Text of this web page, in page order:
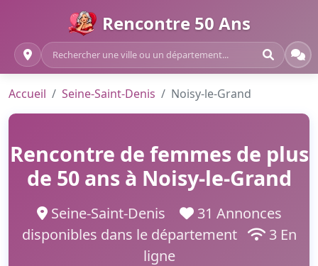
Rencontre 50 Ans
Accueil Seine-Saint-Denis Noisy-le-Grand
Rencontre de femmes de plus
de 50 ans à Noisy-le-Grand
Seine-Saint-Denis
31 Annonces
disponibles dans le département
3 En
ligne